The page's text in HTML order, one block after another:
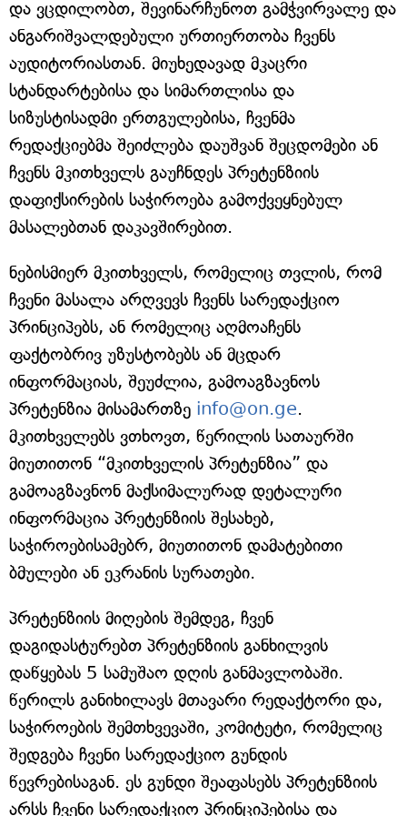
და ვცდილობთ, შევინარჩუნოთ გამჭვირვალე და
ანგარიშვალდებული ურთიერთობა ჩვენს
აუდიტორიასთან. მიუხედავად მკაცრი
სტანდარტებისა და სიმართლისა და
სიზუსტისადმი ერთგულებისა, ჩვენმა
რედაქციებმა შეიძლება დაუშვან შეცდომები ან
ჩვენს მკითხველს გაუჩნდეს პრეტენზიის
დაფიქსირების საჭიროება გამოქვეყნებულ
მასალებთან დაკავშირებით.
ნებისმიერ მკითხველს, რომელიც თვლის, რომ
ჩვენი მასალა არღვევს ჩვენს სარედაქციო
პრინციპებს, ან რომელიც აღმოაჩენს
ფაქტობრივ უზუსტობებს ან მცდარ
ინფორმაციას, შეუძლია, გამოაგზავნოს
პრეტენზია მისამართზე info@on.ge.
მკითხველებს ვთხოვთ, წერილის სათაურში
მიუთითონ “მკითხველის პრეტენზია” და
გამოაგზავნონ მაქსიმალურად დეტალური
ინფორმაცია პრეტენზიის შესახებ,
საჭიროებისამებრ, მიუთითონ დამატებითი
ბმულები ან ეკრანის სურათები.
პრეტენზიის მიღების შემდეგ, ჩვენ
დაგიდასტურებთ პრეტენზიის განხილვის
დაწყებას 5 სამუშაო დღის განმავლობაში.
წერილს განიხილავს მთავარი რედაქტორი და,
საჭიროების შემთხვევაში, კომიტეტი, რომელიც
შედგება ჩვენი სარედაქციო გუნდის
წევრებისაგან. ეს გუნდი შეაფასებს პრეტენზიის
არსს ჩვენი სარედაქციო პრინციპებისა და